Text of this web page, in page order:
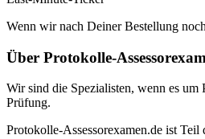
Wenn wir nach Deiner Bestellung
Über Protokolle-
Wir sind die Spezialisten, wenn es
Prüfung.
Protokolle-Assessorexamen.de ist Teil